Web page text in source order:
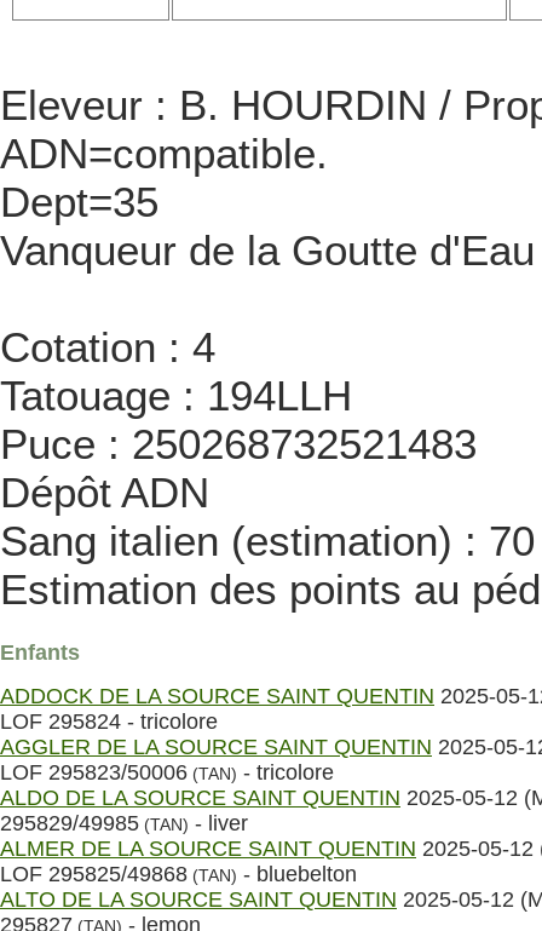
Eleveur : B. HOURDIN /
ADN=compatible.
Dept=35
Vanqueur de la Goutte
Cotation : 4
Tatouage : 194LLH
Puce : 250268732521483
Dépôt ADN
Sang italien (estimation) :
Estimation des points au
Enfants
ADDOCK DE LA SOURCE SAINT QUENTIN 2025-05-
LOF 295824 - tricolore
AGGLER DE LA SOURCE SAINT QUENTIN 2025-05-
LOF 295823/50006 (TAN) - tricolore
ALDO DE LA SOURCE SAINT QUENTIN 2025-05-12
295829/49985 (TAN) - liver
ALMER DE LA SOURCE SAINT QUENTIN 2025-05-12
LOF 295825/49868 (TAN) - bluebelton
ALTO DE LA SOURCE SAINT QUENTIN 2025-05-12
295827 (TAN) - lemon